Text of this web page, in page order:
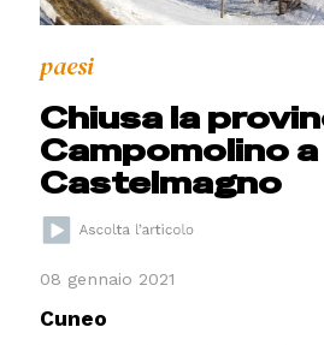
paesi
Chiusa la
Campomolino a
Castelmagno
08 gennaio 2021
Cuneo